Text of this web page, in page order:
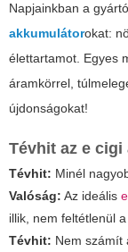
Napjainkban a
akkumulátorokat:
élettartamot. Egyes
áramkörrel,
újdonságokat!
Tévhit az e cigi
Tévhit: Minél
Valóság: Az ideális
illik, nem feltétlenül
Tévhit: Nem számít